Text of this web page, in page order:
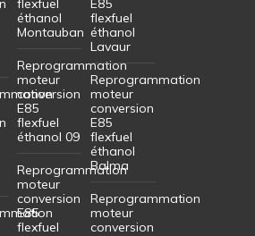
flexfuel
éthanol
Montauban
Reprogrammation
moteur
conversion
E85
flexfuel
éthanol 09
Reprogrammation
moteur
conversion
E85
flexfuel
E85
flexfuel
éthanol
Lavaur
Reprogrammation
moteur
conversion
E85
flexfuel
éthanol
Balma
Reprogrammation
moteur
conversion